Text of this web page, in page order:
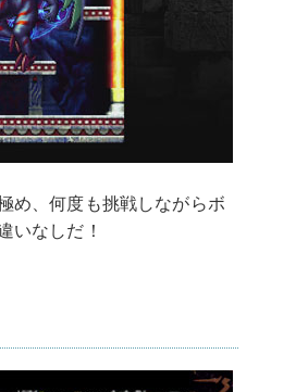
め、何度も挑戦しながらボ
いなしだ！